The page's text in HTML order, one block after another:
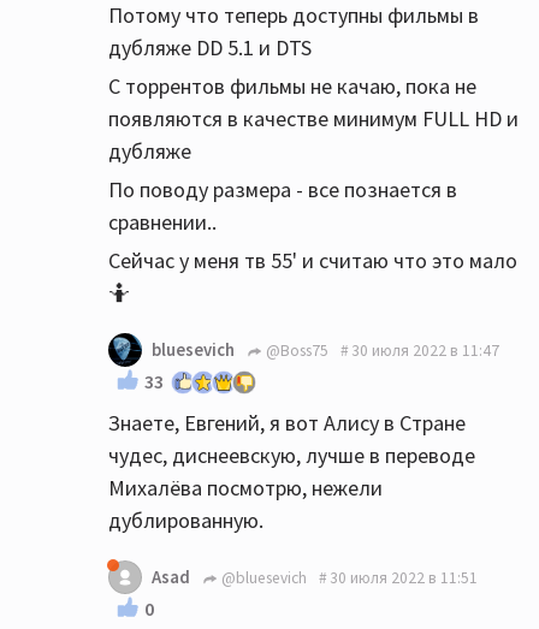
Потому что теперь доступны фильмы в
дубляже DD 5.1 и DTS
С торрентов фильмы не качаю, пока не
появляются в качестве минимум FULL HD и
дубляже
По поводу размера - все познается в
сравнении..
Сейчас у меня тв 55' и считаю что это мало
🤷
bluesevich @Boss75 30 июля 2022 в 11:47
33
Знаете, Евгений, я вот Алису в Стране
чудес, диснеевскую, лучше в переводе
Михалёва посмотрю, нежели
дублированную.
Asad @bluesevich 30 июля 2022 в 11:51
0